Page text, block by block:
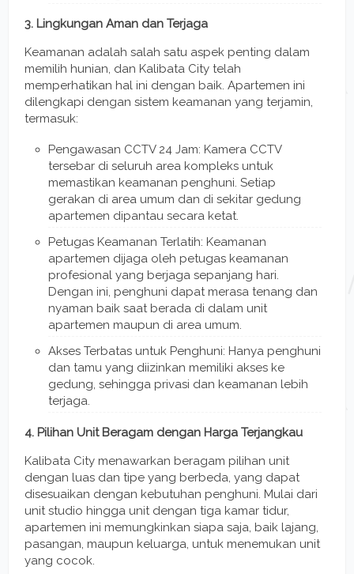
3. Lingkungan Aman dan Terjaga
Keamanan adalah salah satu aspek penting dalam
memilih hunian, dan Kalibata City telah
memperhatikan hal ini dengan baik. Apartemen ini
dilengkapi dengan sistem keamanan yang terjamin,
termasuk:
Pengawasan CCTV 24 Jam: Kamera CCTV
tersebar di seluruh area kompleks untuk
memastikan keamanan penghuni. Setiap
gerakan di area umum dan di sekitar gedung
apartemen dipantau secara ketat.
Petugas Keamanan Terlatih: Keamanan
apartemen dijaga oleh petugas keamanan
profesional yang berjaga sepanjang hari.
Dengan ini, penghuni dapat merasa tenang dan
nyaman baik saat berada di dalam unit
apartemen maupun di area umum.
Akses Terbatas untuk Penghuni: Hanya penghuni
dan tamu yang diizinkan memiliki akses ke
gedung, sehingga privasi dan keamanan lebih
terjaga.
4. Pilihan Unit Beragam dengan Harga Terjangkau
Kalibata City menawarkan beragam pilihan unit
dengan luas dan tipe yang berbeda, yang dapat
disesuaikan dengan kebutuhan penghuni. Mulai dari
unit studio hingga unit dengan tiga kamar tidur,
apartemen ini memungkinkan siapa saja, baik lajang,
pasangan, maupun keluarga, untuk menemukan unit
yang cocok.